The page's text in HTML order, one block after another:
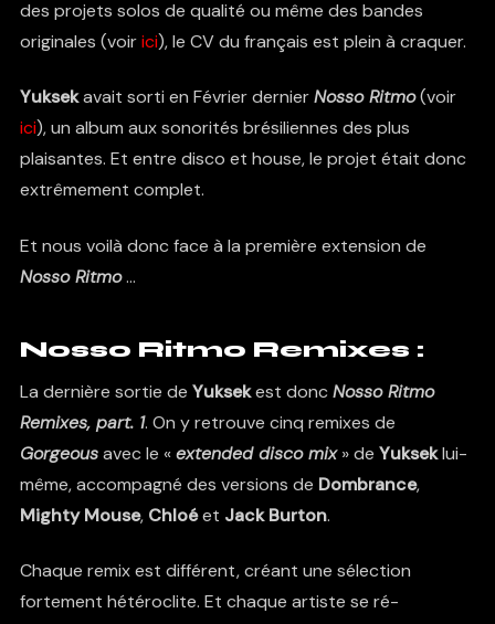
des projets solos de qualité ou même des bandes
originales (voirici), le CV du français est plein à craquer.
Yuksekavait sorti en Février dernierNosso Ritmo(voir
ici), un album aux sonorités brésiliennes des plus
plaisantes. Et entre disco et house, le projet était donc
extrêmement complet.
Et nous voilà donc face à la première extension de
Nosso Ritmo…
Nosso Ritmo Remixes :
La dernière sortie de Yuksekest donc Nosso Ritmo
Remixes, part. 1. On y retrouve cinq remixes de
Gorgeousavec le «extended disco mix» de Yukseklui-
même, accompagné des versions de Dombrance,
Mighty Mouse, Chloéet Jack Burton.
Chaque remix est différent, créant une sélection
fortement hétéroclite. Et chaque artiste se ré-